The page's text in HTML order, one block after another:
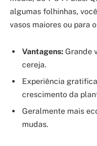
algumas folhinhas,
vasos maiores ou para
Vantagens: Grande
cereja.
Experiência
crescimento da
Geralmente mais
mudas.